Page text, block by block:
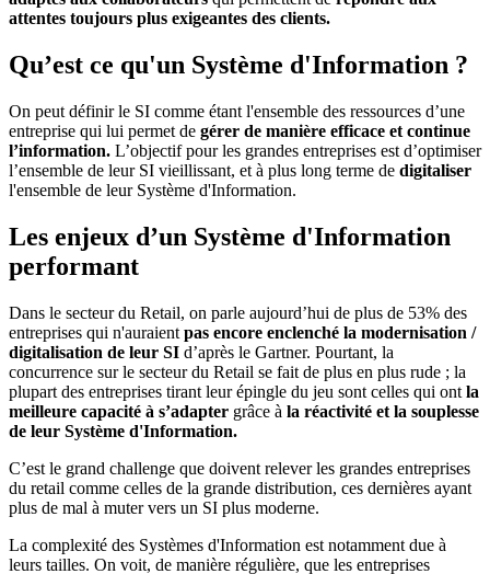
attentes toujours plus exigeantes des clients.
Qu’est ce qu'un Système d'Information ?
On peut définir le SI comme étant l'ensemble des ressources d’une
entreprise qui lui permet de gérer de manière efficace et continue
l’information. L’objectif pour les grandes entreprises est d’optimiser
l’ensemble de leur SI vieillissant, et à plus long terme de digitaliser
l'ensemble de leur Système d'Information.
Les enjeux d’un Système d'Information
performant
Dans le secteur du Retail, on parle aujourd’hui de plus de 53% des
entreprises qui n'auraient pas encore enclenché la modernisation /
digitalisation de leur SI d’après le Gartner. Pourtant, la
concurrence sur le secteur du Retail se fait de plus en plus rude ; la
plupart des entreprises tirant leur épingle du jeu sont celles qui ont la
meilleure capacité à s’adapter grâce à la réactivité et la souplesse
de leur Système d'Information.
C’est le grand challenge que doivent relever les grandes entreprises
du retail comme celles de la grande distribution, ces dernières ayant
plus de mal à muter vers un SI plus moderne.
La complexité des Systèmes d'Information est notamment due à
leurs tailles. On voit, de manière régulière, que les entreprises